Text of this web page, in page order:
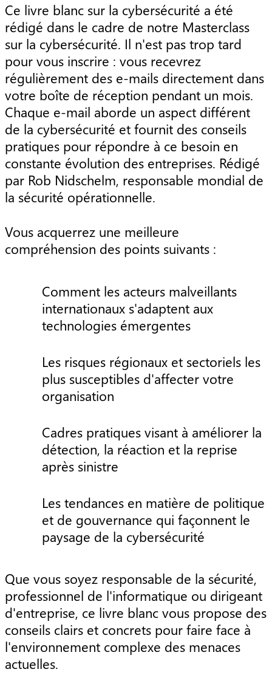
Ce livre blanc sur la cybersécurité a été
rédigé dans le cadre de notre Masterclass
sur la cybersécurité. Il n'est pas trop tard
pour vous inscrire : vous recevrez
régulièrement des e-mails directement dans
votre boîte de réception pendant un mois.
Chaque e-mail aborde un aspect différent
de la cybersécurité et fournit des conseils
pratiques pour répondre à ce besoin en
constante évolution des entreprises. Rédigé
par Rob Nidschelm, responsable mondial de
la sécurité opérationnelle.
Vous acquerrez une meilleure
compréhension des points suivants :
Comment les acteurs malveillants
internationaux s'adaptent aux
technologies émergentes
Les risques régionaux et sectoriels les
plus susceptibles d'affecter votre
organisation
Cadres pratiques visant à améliorer la
détection, la réaction et la reprise
après sinistre
Les tendances en matière de politique
et de gouvernance qui façonnent le
paysage de la cybersécurité
Que vous soyez responsable de la sécurité,
professionnel de l'informatique ou dirigeant
d'entreprise, ce livre blanc vous propose des
conseils clairs et concrets pour faire face à
l'environnement complexe des menaces
actuelles.